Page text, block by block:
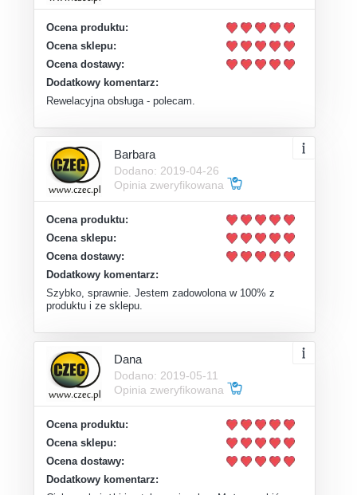
Ocena produktu:
Ocena sklepu:
Ocena dostawy:
Dodatkowy komentarz:
Rewelacyjna obsługa - polecam.
Barbara
Dodano: 2019-04-26
Opinia zweryfikowana
Ocena produktu:
Ocena sklepu:
Ocena dostawy:
Dodatkowy komentarz:
Szybko, sprawnie. Jestem zadowolona w 100% z
produktu i ze sklepu.
Dana
Dodano: 2019-05-11
Opinia zweryfikowana
Ocena produktu:
Ocena sklepu:
Ocena dostawy:
Dodatkowy komentarz: